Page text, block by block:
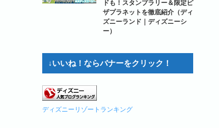
ドも！スタンプラリー＆限定ピ
ザプラネットを徹底紹介（ディ
ズニーランド｜ディズニーシ
ー）
↓いいね！ならバナーをクリック！
ディズニーリゾートランキング